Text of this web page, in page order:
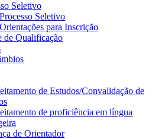
Seletivo
Processo Seletivo
Orientações para Inscrição
de Qualificação
de Estudos/Convalidação de
de proficiência em língua
de Orientador